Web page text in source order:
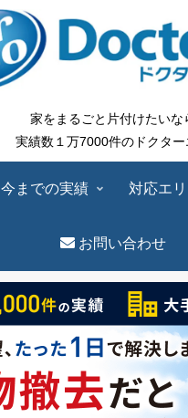
家をまるごと片付けたいな
実績数１万7000件のドクター
今までの実績 対応エ
お問い合わせ